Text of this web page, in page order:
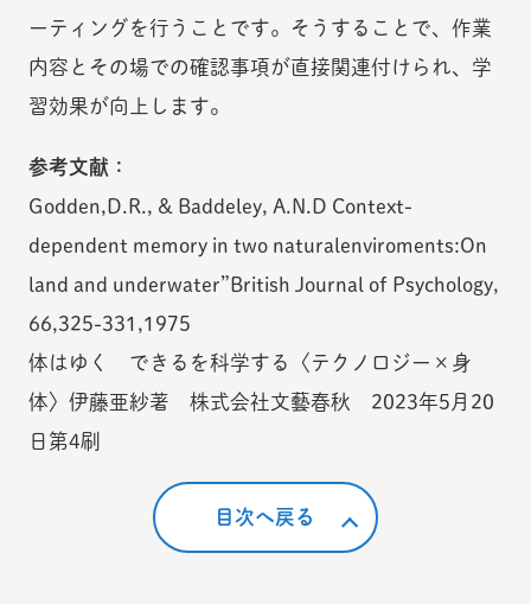
ーティングを行うことです。そうすることで、作業
内容とその場での確認事項が直接関連付けられ、学
習効果が向上します。
参考文献：
Godden,D.R., & Baddeley, A.N.D Context-
dependent memory in two naturalenviroments:On
land and underwater”British Journal of Psychology,
66,325-331,1975
体はゆく できるを科学する〈テクノロジー×身
体〉伊藤亜紗著 株式会社文藝春秋 2023年5月20
日第4刷
目次へ戻る